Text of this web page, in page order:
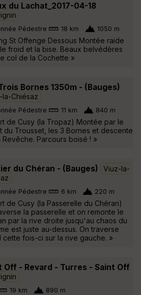
du Lachat_2017-04-18
Pédestre 18 km 1050 m
St Offenge Dessous Montée raide
froid et la bise. Beaux belvédères
col de la Cochette »
Bornes 1350m - (Bauges)
la-Chiésaz
Pédestre 11 km 840 m
de Cusy (la Tropaz) Montée par le
du Trousset, les 3 Bornes et descente
Revêche. Parcours boisé ! »
du Chéran - (Bauges)
Viuz-la-
Pédestre 6 km 220 m
de Cusy (la Passerelle du Chéran)
la passerelle et on remonte le
par la rive droite jusqu'au chaos du
est juste au-dessus. On traverse
fois-ci sur la rive gauche. »
Off - Revard - Turres - Saint Off
19 km 890 m